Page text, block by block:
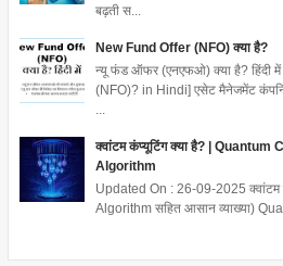
बढ़ती स...
New Fund Offer (NFO) क्या है?
न्यू फंड ऑफर (एनएफओ) क्या है? हिंदी
(NFO)? in Hindi] एसेट मैनेजमेंट
क्वांटम कंप्यूटिंग क्या है? |
Algorithm
Updated On : 26-09-2025 क्वांटम
Algorithm सहित आसान व्याख्या)